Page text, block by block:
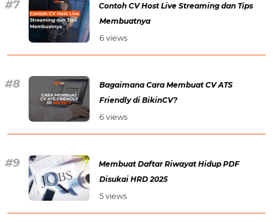
Contoh CV Host Live Streaming dan Tips
Membuatnya
6 views
Bagaimana Cara Membuat CV ATS
Friendly di BikinCV?
6 views
Membuat Daftar Riwayat Hidup PDF
Disukai HRD 2025
5 views